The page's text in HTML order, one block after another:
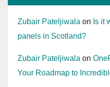
Zubair Pateljiwala on Is it
panels in Scotland?
Zubair Pateljiwala on
Your Roadmap to